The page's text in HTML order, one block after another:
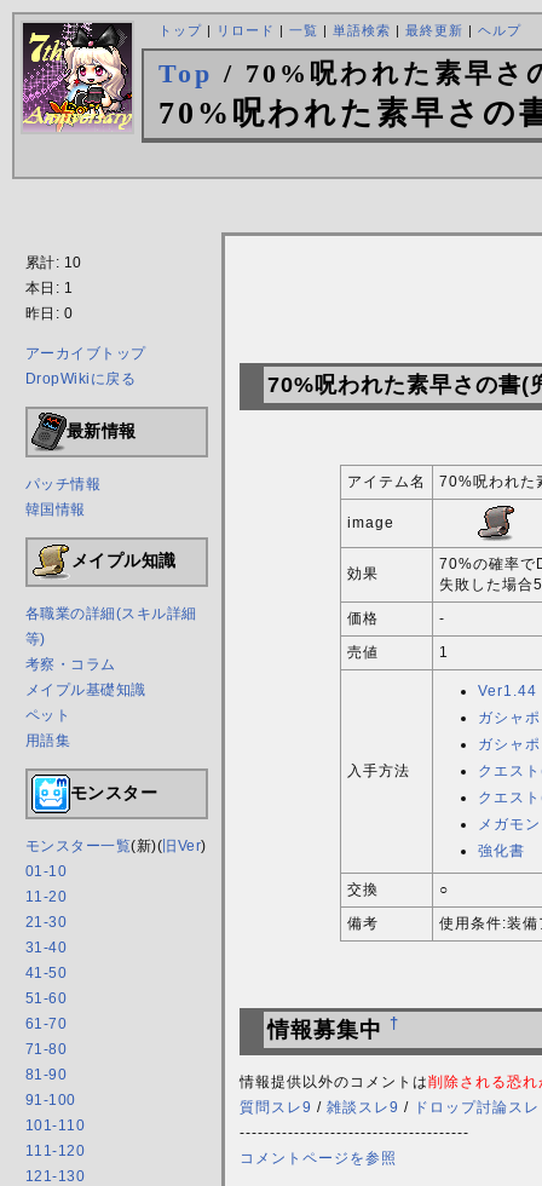
トップ| リロード | 一覧 | 単語検索 | 最終更新 | ヘルプ
Top / 70%呪われた素早さ
70%呪われた素早さの
累計: 10
本日: 1
昨日: 0
アーカイブトップ
DropWikiに戻る
最新情報
パッチ情報
韓国情報
メイプル知識
各職業の詳細(スキル詳細
等)
考察・コラム
メイプル基礎知識
ペット
用語集
モンスター
モンスター一覧(新)( 旧Ver)
01-10
11-20
21-30
31-40
41-50
51-60
61-70
71-80
81-90
91-100
101-110
111-120
121-130
70%呪われた素早さの書(
アイテム名 70%呪われた
image
効果
70%の確率で
失敗した場合
価格
-
売値
1
入手方法
Ver1.44
ガシャ
ガシャ
クエス
クエス
メガモ
強化書
交換
○
備考
使用条件:装
情報募集中 †
情報提供以外のコメントは削除される恐
質問スレ9 / 雑談スレ9 / ドロップ討論スレ
--------------------------------------
コメントページを参照